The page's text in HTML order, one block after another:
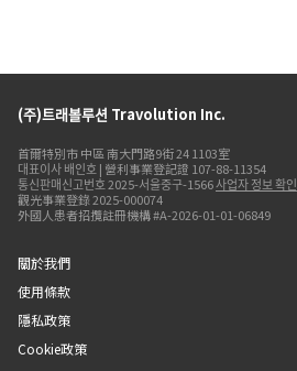
(주)트래볼루션 Travolution Inc.
首爾特別市 中區 南大門路9街 24 1103室
대표이사 배인호 | 營利事業登記證 107-88-11354
통신판매신고번호 2025-서울중구-1566사업자 정보 확인
觀光事業登錄 2025-000074
外國人患者招攬註冊機構 #A-2026-01-01-06849
關於我們
使用條款
隱私政策
Cookie政策